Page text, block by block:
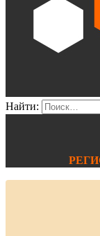
Найти: